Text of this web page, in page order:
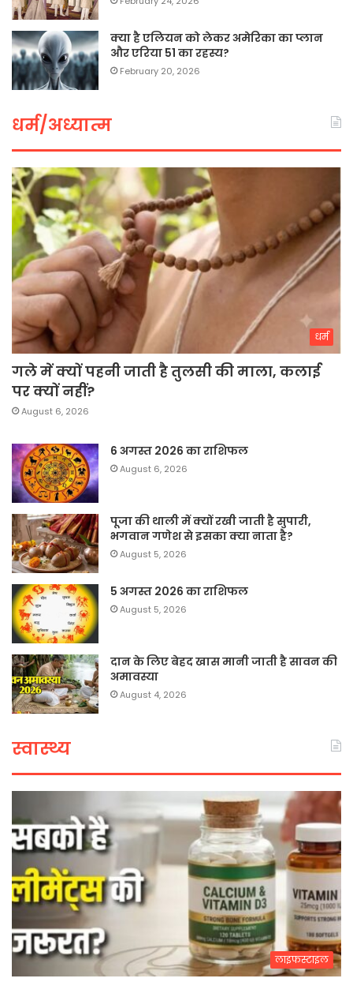
क्या है एलियन को लेकर अमेरिका का प्लान
और एरिया 51 का रहस्य?
February 20, 2026
धर्म/अध्यात्म
धर्म
गले में क्यों पहनी जाती है तुलसी की माला, कलाई
पर क्यों नहीं?
August 6, 2026
6 अगस्त 2026 का राशिफल
August 6, 2026
पूजा की थाली में क्यों रखी जाती है सुपारी,
भगवान गणेश से इसका क्या नाता है?
August 5, 2026
5 अगस्त 2026 का राशिफल
August 5, 2026
दान के लिए बेहद खास मानी जाती है सावन की
अमावस्या
August 4, 2026
स्वास्थ्य
लाइफस्टाइल